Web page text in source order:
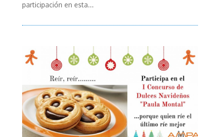
participación en esta...